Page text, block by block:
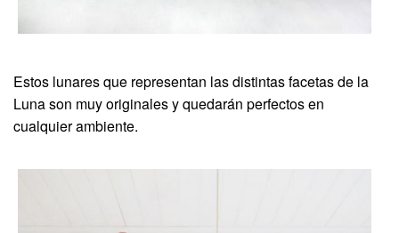
Estos lunares que representan las distintas facetas de la
Luna son muy originales y quedarán perfectos en
cualquier ambiente.